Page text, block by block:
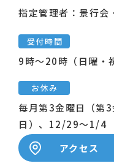
指定管理者：景行会
受付時間
9時～20時（日曜・
お休み
毎月第3金曜日（第
日）、12/29～1/4
アクセス